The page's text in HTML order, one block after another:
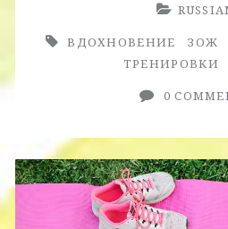
ВДОХНОВЕНИЕ
ЗОЖ
ТРЕНИРОВКИ
0